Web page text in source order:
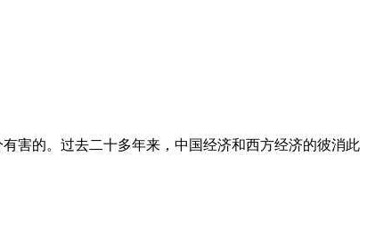
害的。过去二十多年来，中国经济和西方经济的彼消此